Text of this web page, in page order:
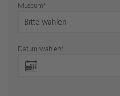
Museum*
Datum wählen*